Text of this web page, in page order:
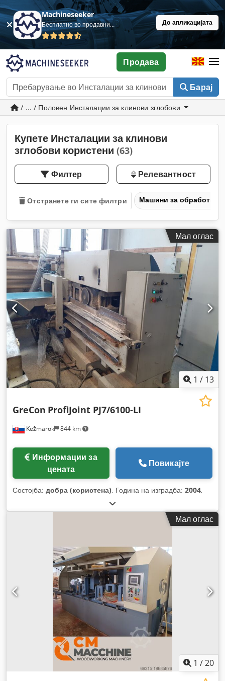
Machineseeker
Бесплатно во продавница До апликацијата
Барај
Продава
/ ... / Половен Инсталации за клинови зглобови
Купете Инсталации за клинови
зглобови користени (63)
Филтер Релевантност
Отстранете ги сите филтри Машини за обработка
Мал оглас
1 / 13
Kežmarok 844 km
GreCon ProfiJoint PJ7/6100-LI
цената
Повикајте
Состојба: добра (користена), Година на изградба: 2004,
Мал оглас
1 /20